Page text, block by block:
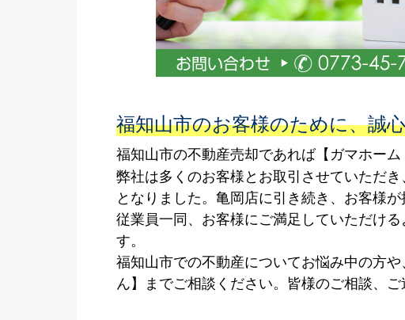
福知山市のお客様のために、誠
福知山市の不動産売却であれば【ガマホー
弊社は多くのお客様とお取引させていただ
となりました。亀岡店に引き続き、お客様
従業員一同、お客様にご満足していただけ
す。
福知山市での不動産についてお悩み中の方
ん】までご相談ください。皆様のご相談、